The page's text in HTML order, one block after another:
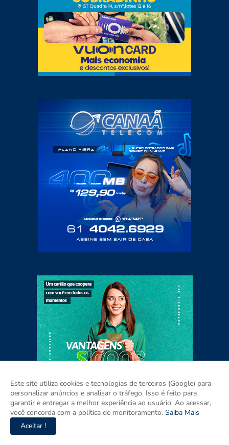
Este site utiliza cookies e tecnologias de terceiros (Google) para
personalizar anúncios e analisar o tráfego. Isso é feito para
garantir e entregar a melhor experiência ao usuário. Ao acessar,
você concorda com a política de monitoramento. Saiba Mais
Aceitar !